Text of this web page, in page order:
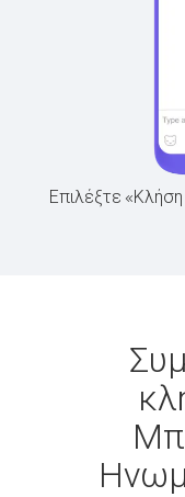
Επιλέξτε